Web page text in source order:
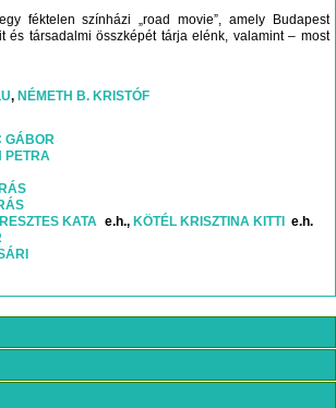
féktelen színházi „road movie”, amely Budapest
és társadalmi összképét tárja elénk, valamint – most
NÉMETH B. KRISTÓF
GÁBOR
PETRA
KATA e.h. KÖTÉL KRISZTINA KITTI e.h.